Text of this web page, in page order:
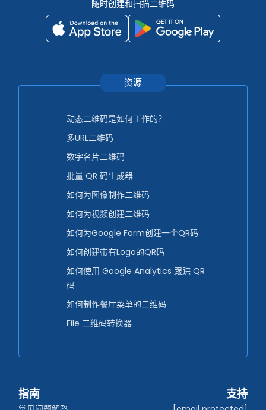
随时创建和扫描二维码
资源
动态二维码是如何工作的？
多URL二维码
数字名片二维码
批量 QR 码生成器
如何为图像制作二维码
如何为视频创建二维码
如何为Google Form创建一个QR码
如何创建带有Logo的QR码
如何使用 Google Analytics 跟踪 QR
码
如何制作餐厅菜单的二维码
File 二维码转换器
指南 支持